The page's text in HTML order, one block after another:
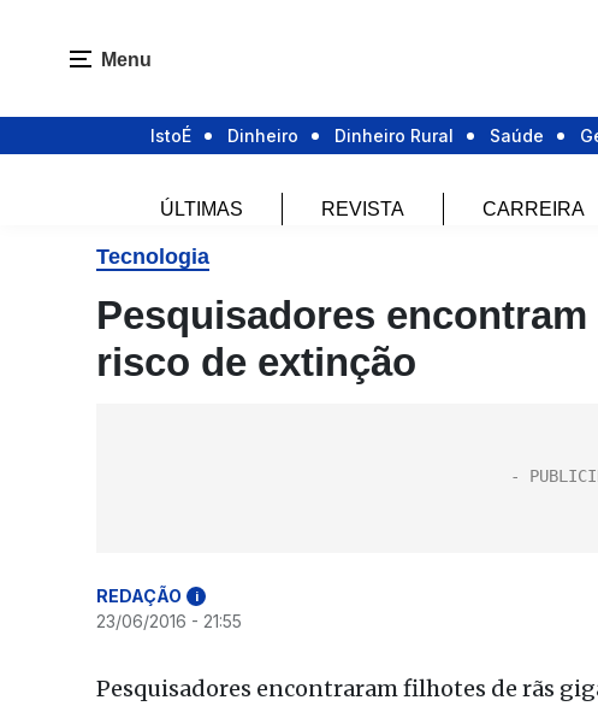
Menu
IstoÉ Dinheiro Dinheiro Rural Saúde
ÚLTIMAS REVISTA CARREIRA
Tecnologia
Pesquisadores
risco de extinção
REDAÇÃO i
23/06/2016 - 21:55
Pesquisadores encontraram filhotes de rãs